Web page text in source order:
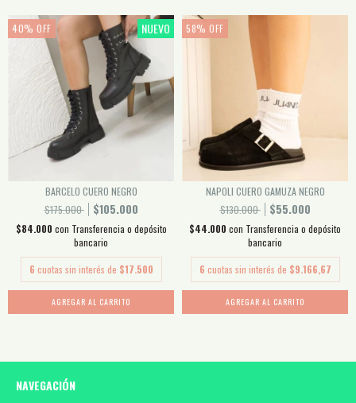
40% OFF NUEVO
BARCELO CUERO NEGRO
$175.000
$105.000
$84.000 con Transferencia o depósito
bancario
6 cuotas sin interés de $17.500
AGREGAR AL CARRITO
58% OFF
NAPOLI CUERO GAMUZA NEGRO
$130.000
$55.000
$44.000 con Transferencia o depósito
bancario
6 cuotas sin interés de $9.166,67
AGREGAR AL CARRITO
NAVEGACIÓN